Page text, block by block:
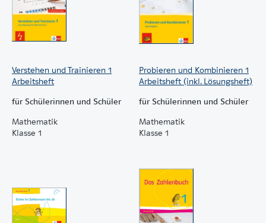
Verstehen und Trainieren 1
Arbeitsheft
für Schülerinnen und Schüler
Mathematik
Klasse 1
Probieren und Kombinieren 1
Arbeitsheft (inkl. Lösungsheft)
für Schülerinnen und Schüler
Mathematik
Klasse 1